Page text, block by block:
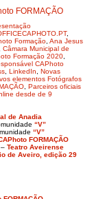
FORMAÇÃO
,
Formação Ana Jesus
Câmara Municipal de
Formação 2020
CAPhoto
LinkedIn
Novas
elementos Fotógrafos
Parceiros oficiais
desde de 9
de Anadia
“V”
“V”
FORMAÇÃO
– Teatro Aveirense
de Aveiro, edição 29